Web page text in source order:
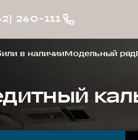
260-111
в наличииМодельный ряд